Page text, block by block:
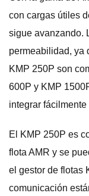
con cargas útiles
sigue avanzando.
permeabilidad, ya
KMP 250P son
600P y KMP
integrar
El KMP 250P es
flota AMR y se
el gestor de flotas
comunicación